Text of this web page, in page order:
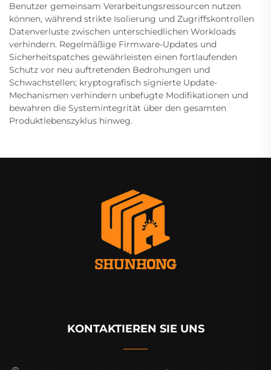
Benutzer gemeinsam Verarbeitungsressourcen nutzen
können, während strikte Isolierung und Zugriffskontrollen
Datenverluste zwischen unterschiedlichen Workloads
verhindern. Regelmäßige Firmware-Updates und
Sicherheitspatches gewährleisten einen fortlaufenden
Schutz vor neu auftretenden Bedrohungen und
Schwachstellen; kryptografisch signierte Update-
Mechanismen verhindern unbefugte Modifikationen und
bewahren die Systemintegrität über den gesamten
Produktlebenszyklus hinweg.
KONTAKTIEREN SIE UNS